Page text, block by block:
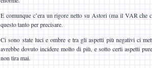
E comunque c’era un rigore netto su Astori (ma il VAR che
questo tanto per precisare.
Ci sono state luci e ombre e tra gli aspetti più negativi ci
avrebbe dovuto incidere molto di più, e sotto certi aspetti
non tira mai.